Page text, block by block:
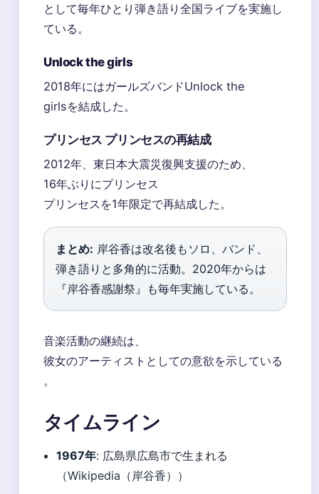
として毎年ひとり弾き語り全国ライブを実施し
ている。
Unlock the girls
2018年にはガールズバンドUnlock the
girlsを結成した。
プリンセス プリンセスの再結成
2012年、東日本大震災復興支援のため、
16年ぶりにプリンセス
プリンセスを1年限定で再結成した。
まとめ: 岸谷香は改名後もソロ、バンド、
弾き語りと多角的に活動。2020年からは
『岸谷香感謝祭』も毎年実施している。
音楽活動の継続は、
彼女のアーティストとしての意欲を示している
。
タイムライン
1967年: 広島県広島市で生まれる
（Wikipedia（岸谷香））